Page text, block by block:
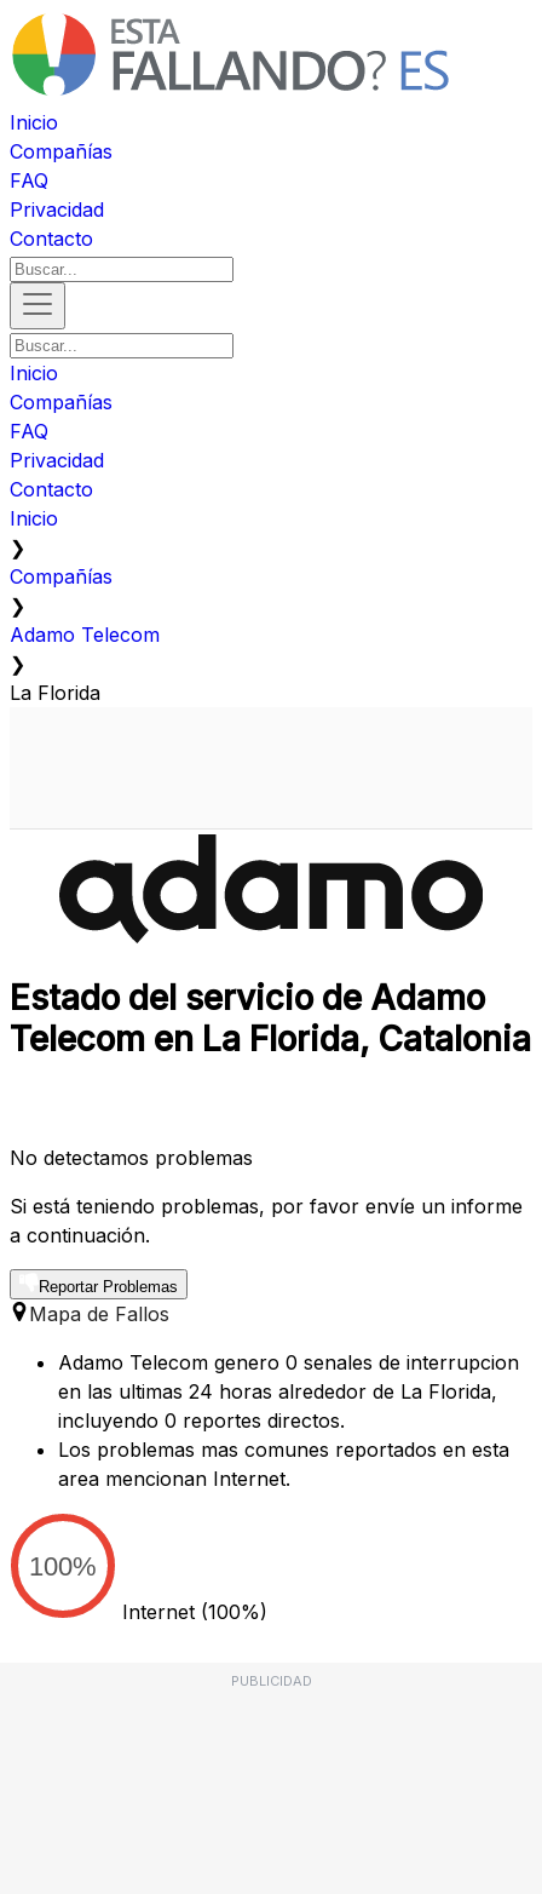
Inicio
Compañías
FAQ
Privacidad
Contacto
Inicio
Compañías
FAQ
Privacidad
Contacto
Inicio
❯
Compañías
❯
Adamo Telecom
❯
La Florida
Estado del servicio de Adamo
Telecom en La Florida, Catalonia
No detectamos problemas
Si está teniendo problemas, por favor envíe un informe
a continuación.
Reportar Problemas
Mapa de Fallos
Adamo Telecom genero 0 senales de interrupcion
en las ultimas 24 horas alrededor de La Florida,
incluyendo 0 reportes directos.
Los problemas mas comunes reportados en esta
area mencionan Internet.
100%
Internet (100%)
PUBLICIDAD